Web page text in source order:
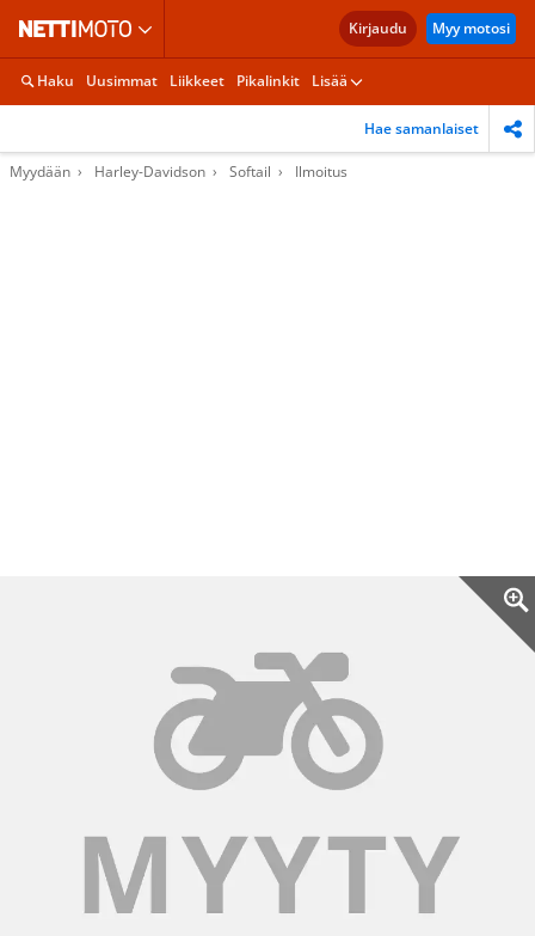
Kirjaudu Myy motosi
Haku Uusimmat Liikkeet Pikalinkit Lisää
Hae samanlaiset
Myydään Harley-Davidson Softail Ilmoitus